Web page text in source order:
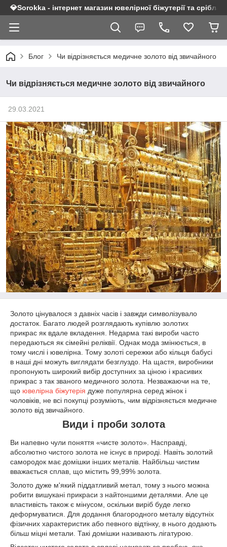
💎Sorokka - інтернет магазин ювелірної біжутерії та срібла
Блог Чи відрізняється медичне золото від звичайного
Чи відрізняється медичне золото від звичайного
29.03.2021
Золото цінувалося з давніх часів і завжди символізувало
достаток. Багато людей розглядають купівлю золотих
прикрас як вдале вкладення. Недарма такі вироби часто
передаються як сімейні реліквії. Однак мода змінюється, в
тому числі і ювелірна. Тому золоті сережки або кільця бабусі
в наші дні можуть виглядати безглуздо. На щастя, виробники
пропонують широкий вибір доступних за ціною і красивих
прикрас з так званого медичного золота. Незважаючи на те,
що ювелірна біжутерія дуже популярна серед жінок і
чоловіків, не всі покупці розуміють, чим відрізняється медичне
золото від звичайного.
Види і проби золота
Ви напевно чули поняття «чисте золото». Насправді,
абсолютно чистого золота не існує в природі. Навіть золотий
самородок має домішки інших металів. Найбільш чистим
вважається сплав, що містить 99,99% золота.
Золото дуже м'який піддатливий метал, тому з нього можна
робити вишукані прикраси з найтоншими деталями. Але це
властивість також є мінусом, оскільки виріб буде легко
деформуватися. Для додання благородного металу відсутніх
фізичних характеристик або певного відтінку, в нього додають
більш міцні метали. Такі домішки називають лігатурою.